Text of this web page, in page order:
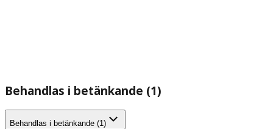
Behandlas i betänkande (1)
Behandlas i betänkande (1)